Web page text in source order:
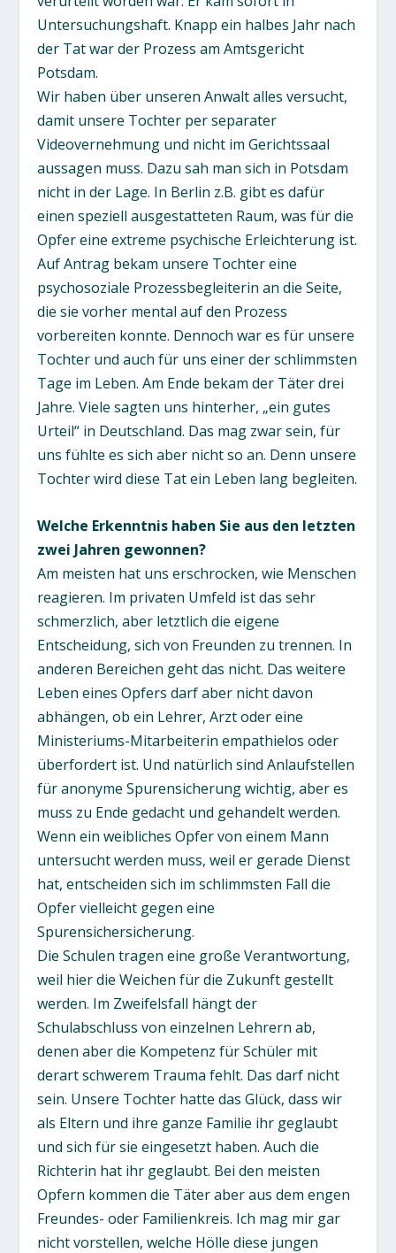
Untersuchungshaft. Knapp ein halbes Jahr nach
der Tat war der Prozess am Amtsgericht
Potsdam.
Wir haben über unseren Anwalt alles versucht,
damit unsere Tochter per separater
Videovernehmung und nicht im Gerichtssaal
aussagen muss. Dazu sah man sich in Potsdam
nicht in der Lage. In Berlin z.B. gibt es dafür
einen speziell ausgestatteten Raum, was für die
Opfer eine extreme psychische Erleichterung ist.
Auf Antrag bekam unsere Tochter eine
psychosoziale Prozessbegleiterin an die Seite,
die sie vorher mental auf den Prozess
vorbereiten konnte. Dennoch war es für unsere
Tochter und auch für uns einer der schlimmsten
Tage im Leben. Am Ende bekam der Täter drei
Jahre. Viele sagten uns hinterher, „ein gutes
Urteil“ in Deutschland. Das mag zwar sein, für
uns fühlte es sich aber nicht so an. Denn unsere
Tochter wird diese Tat ein Leben lang begleiten.
Welche Erkenntnis haben Sie aus den letzten
zwei Jahren gewonnen?
Am meisten hat uns erschrocken, wie Menschen
reagieren. Im privaten Umfeld ist das sehr
schmerzlich, aber letztlich die eigene
Entscheidung, sich von Freunden zu trennen. In
anderen Bereichen geht das nicht. Das weitere
Leben eines Opfers darf aber nicht davon
abhängen, ob ein Lehrer, Arzt oder eine
Ministeriums-Mitarbeiterin empathielos oder
überfordert ist. Und natürlich sind Anlaufstellen
für anonyme Spurensicherung wichtig, aber es
muss zu Ende gedacht und gehandelt werden.
Wenn ein weibliches Opfer von einem Mann
untersucht werden muss, weil er gerade Dienst
hat, entscheiden sich im schlimmsten Fall die
Opfer vielleicht gegen eine
Spurensichersicherung.
Die Schulen tragen eine große Verantwortung,
weil hier die Weichen für die Zukunft gestellt
werden. Im Zweifelsfall hängt der
Schulabschluss von einzelnen Lehrern ab,
denen aber die Kompetenz für Schüler mit
derart schwerem Trauma fehlt. Das darf nicht
sein. Unsere Tochter hatte das Glück, dass wir
als Eltern und ihre ganze Familie ihr geglaubt
und sich für sie eingesetzt haben. Auch die
Richterin hat ihr geglaubt. Bei den meisten
Opfern kommen die Täter aber aus dem engen
Freundes- oder Familienkreis. Ich mag mir gar
nicht vorstellen, welche Hölle diese jungen